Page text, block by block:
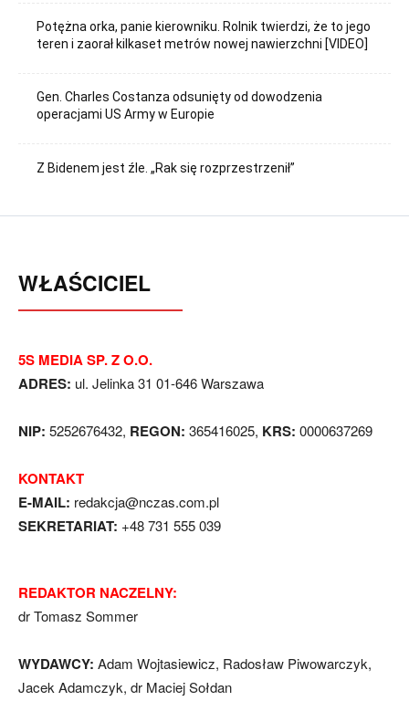
Potężna orka, panie kierowniku. Rolnik twierdzi, że to jego
teren i zaorał kilkaset metrów nowej nawierzchni [VIDEO]
Gen. Charles Costanza odsunięty od dowodzenia
operacjami US Army w Europie
Z Bidenem jest źle. „Rak się rozprzestrzenił”
WŁAŚCICIEL
5S MEDIA SP. Z O.O.
ADRES: ul. Jelinka 31 01-646 Warszawa
NIP: 5252676432, REGON: 365416025, KRS: 0000637269
KONTAKT
E-MAIL: redakcja@nczas.com.pl
SEKRETARIAT: +48 731 555 039
REDAKTOR NACZELNY:
dr Tomasz Sommer
WYDAWCY: Adam Wojtasiewicz, Radosław Piwowarczyk,
Jacek Adamczyk, dr Maciej Sołdan